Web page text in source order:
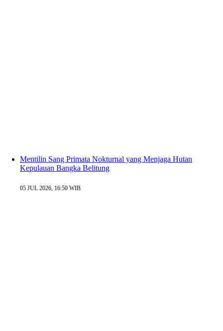
Mentilin Sang Primata Nokturnal yang Menjaga Hutan
Kepulauan Bangka Belitung
05 JUL 2026, 16:50 WIB